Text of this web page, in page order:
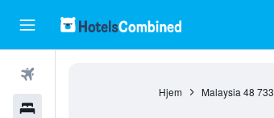
Hjem Malaysia 48 733